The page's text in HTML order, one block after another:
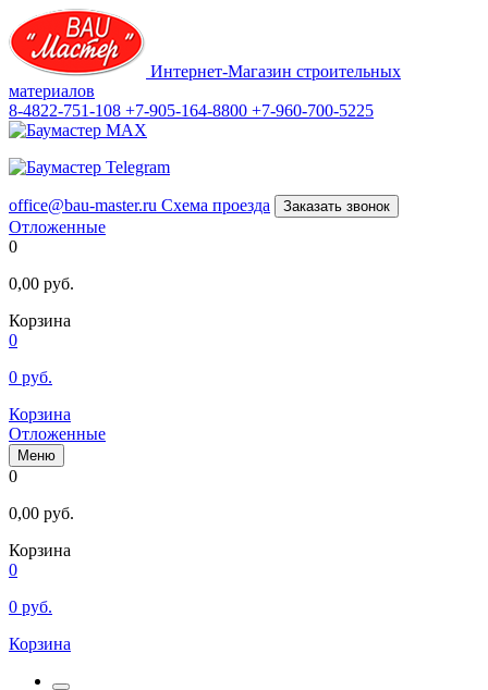
Интернет-Магазин строительных
материалов
8-4822-751-108 +7-905-164-8800 +7-960-700-5225
office@bau-master.ru Схема проезда Заказать звонок
Отложенные
0
0,00 руб.
Корзина
0
0 руб.
Корзина
Отложенные
Меню
0
0,00 руб.
Корзина
0
0 руб.
Корзина